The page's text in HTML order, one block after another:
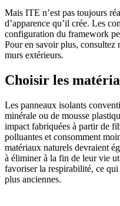
Mais ITE n’est pas toujours
d’apparence qu’il crée. Les
configuration du framework
Pour en savoir plus, consultez
murs extérieurs.
Choisir les
Les panneaux isolants
minérale ou de mousse
impact fabriquées à partir de
polluantes et consomment
matériaux naturels devraient
à éliminer à la fin de leur vie
favoriser la respirabilité, ce
plus anciennes.